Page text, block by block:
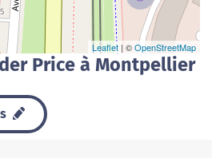
Leaflet | ©OpenStreetMap
Price à Montpellier